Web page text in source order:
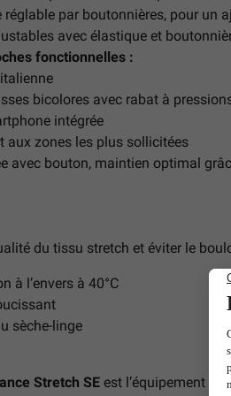
réglable par boutonnières, pour un
avec élastique et
fonctionnelles :
bicolores avec rabat à
intégrée
aux zones les plus sollicitées
avec bouton, maintien optimal
du tissu stretch et éviter le
à l’envers à 40°C
sèche-linge
Stretch SE est l’équipement